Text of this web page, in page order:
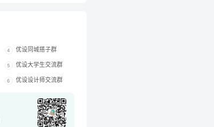
4 优设同城搭子群
5 优设大学生交流群
6 优设设计师交流群